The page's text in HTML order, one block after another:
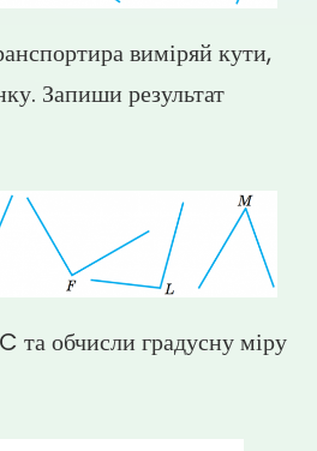
виміряй кути,
Запиши результат
та обчисли градусну міру